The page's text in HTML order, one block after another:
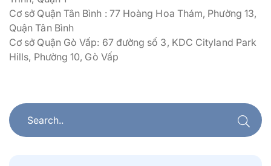
Cơ sở Quận Tân Bình : 77 Hoàng Hoa Thám, Phường 13,
Quận Tân Bình
Cơ sở Quận Gò Vấp: 67 đường số 3, KDC Cityland Park
Hills, Phường 10, Gò Vấp